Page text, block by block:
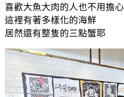
喜歡大魚大肉的人也不用擔心
這裡有著多樣化的海鮮
居然還有整隻的三點蟹耶